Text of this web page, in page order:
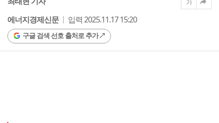
에너지경제신문
입력 2025.11.17 15:20
구글 검색 선호 출처로 추가
가